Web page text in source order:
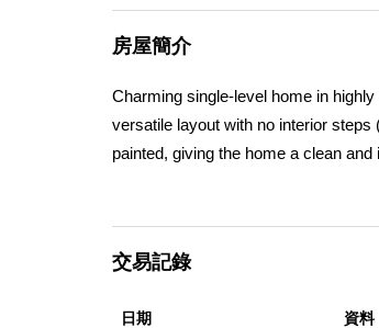
房屋簡介
Charming single-level home in
versatile layout with no interior
painted, giving the home a clean
the Queen Mary and The Pike, and
交易記錄
日期 資料